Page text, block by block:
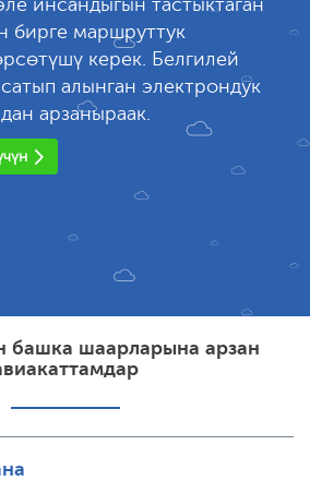
инсандыгын тастыктаган
бирге маршруттук
керек. Белгилей
алынган электрондук
арзаныраак.
башка шаарларына арзан